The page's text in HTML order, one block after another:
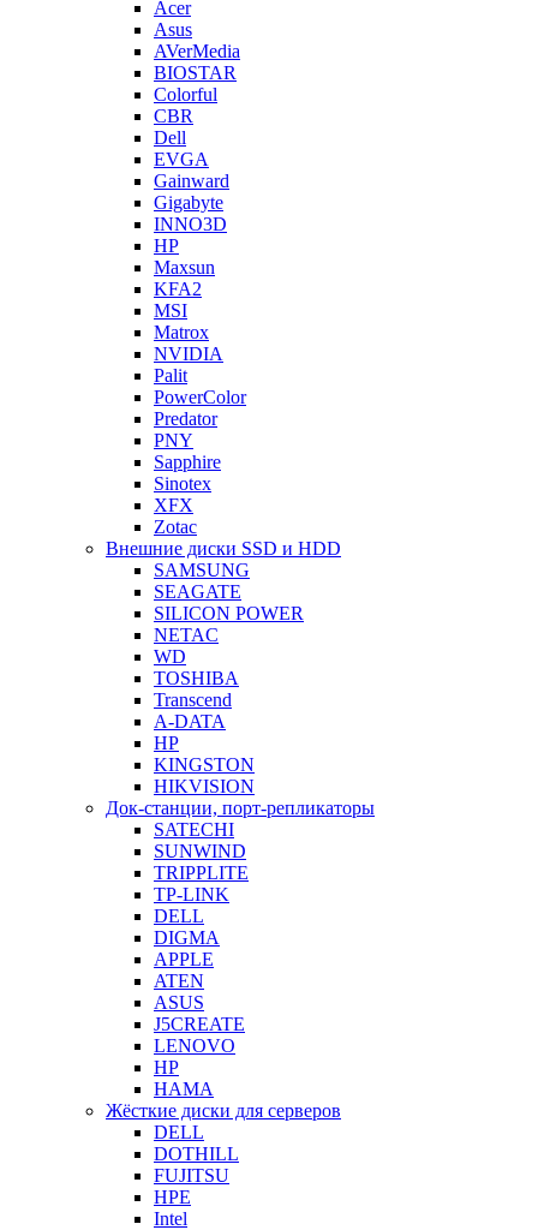
Acer
Asus
AVerMedia
BIOSTAR
Colorful
CBR
Dell
EVGA
Gainward
Gigabyte
INNO3D
HP
Maxsun
KFA2
MSI
Matrox
NVIDIA
Palit
PowerColor
Predator
PNY
Sapphire
Sinotex
XFX
Zotac
Внешние диски SSD и HDD
SAMSUNG
SEAGATE
SILICON POWER
NETAC
WD
TOSHIBA
Transcend
A-DATA
HP
KINGSTON
HIKVISION
Док-станции, порт-репликаторы
SATECHI
SUNWIND
TRIPPLITE
TP-LINK
DELL
DIGMA
APPLE
ATEN
ASUS
J5CREATE
LENOVO
HP
HAMA
Жёсткие диски для серверов
DELL
DOTHILL
FUJITSU
HPE
Intel